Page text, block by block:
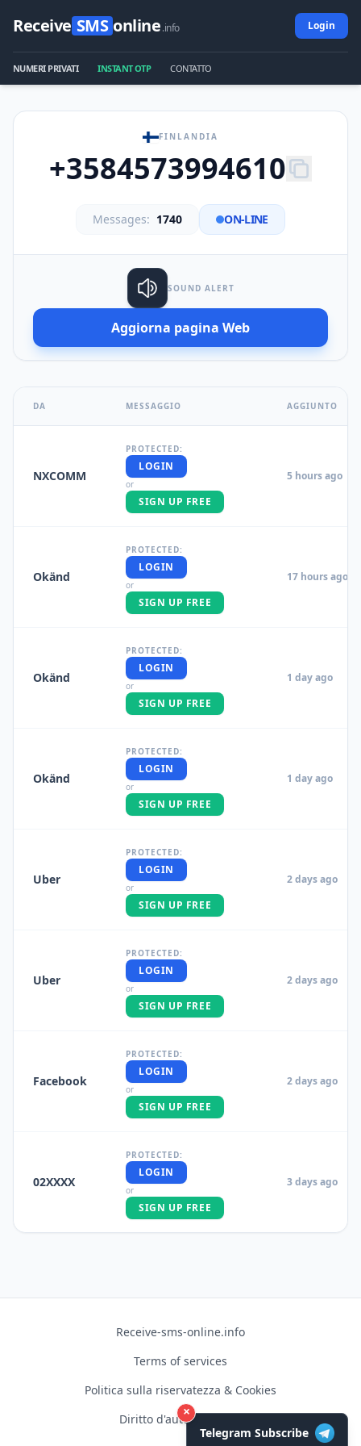
Receive SMS online.info Login
NUMERI PRIVATI INSTANT OTP CONTATTO
FINLANDIA
+3584573994610
Messages: 1740 ON-LINE
SOUND ALERT
Aggiorna pagina Web
DA MESSAGGIO AGGIUNTO
NXCOMM
PROTECTED:
LOGIN
or
SIGN UP FREE
5 hours ago
Okänd
PROTECTED:
LOGIN
or
SIGN UP FREE
17 hours ago
Okänd
PROTECTED:
LOGIN
or
SIGN UP FREE
1 day ago
Okänd
PROTECTED:
LOGIN
or
SIGN UP FREE
1 day ago
Uber
PROTECTED:
LOGIN
or
SIGN UP FREE
2 days ago
Uber
PROTECTED:
LOGIN
or
SIGN UP FREE
2 days ago
Facebook
PROTECTED:
LOGIN
or
SIGN UP FREE
2 days ago
02XXXX
PROTECTED:
LOGIN
or
SIGN UP FREE
3 days ago
Receive-sms-online.info
Terms of services
Politica sulla riservatezza & Cookies
Diritto d'autore © 2026
×
Telegram Subscribe